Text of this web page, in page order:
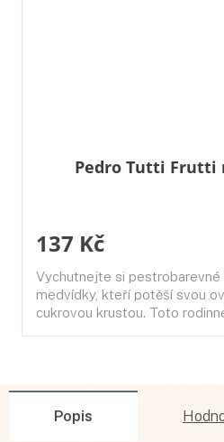
Pedro Tutti Frutti
137 Kč
Vychutnejte si pestrobarevné
medvídky, kteří potěší svou
cukrovou krustou. Toto
Popis